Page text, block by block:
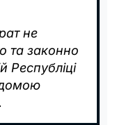
не
та законно
Республіці